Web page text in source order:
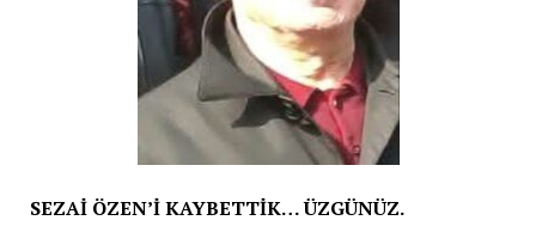
SEZAİ ÖZEN’İ KAYBETTİK… ÜZGÜNÜZ.